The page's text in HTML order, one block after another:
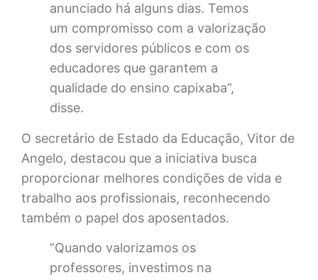
anunciado há alguns dias. Temos
um compromisso com a valorização
dos servidores públicos e com os
educadores que garantem a
qualidade do ensino capixaba”,
disse.
O secretário de Estado da Educação, Vitor de
Angelo, destacou que a iniciativa busca
proporcionar melhores condições de vida e
trabalho aos profissionais, reconhecendo
também o papel dos aposentados.
“Quando valorizamos os
professores, investimos na